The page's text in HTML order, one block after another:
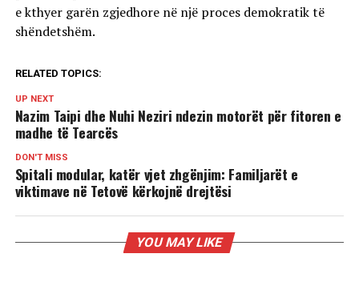
e kthyer garën zgjedhore në një proces demokratik të
shëndetshëm.
RELATED TOPICS:
UP NEXT
Nazim Taipi dhe Nuhi Neziri ndezin motorët për fitoren e
madhe të Tearcës
DON'T MISS
Spitali modular, katër vjet zhgënjim: Familjarët e
viktimave në Tetovë kërkojnë drejtësi
YOU MAY LIKE